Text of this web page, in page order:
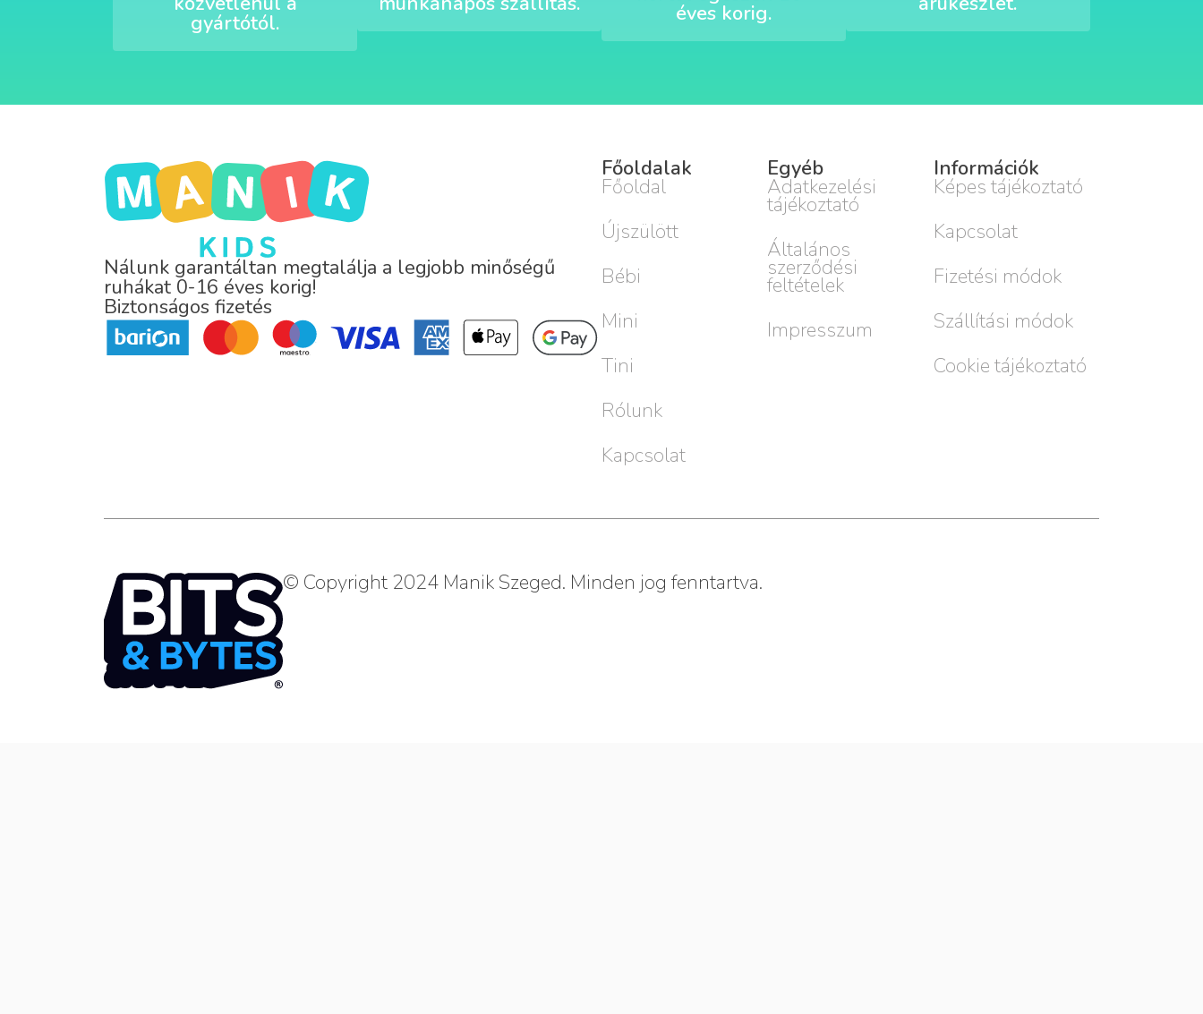
gyártótól. éves korig.
Nálunk garantáltan megtalálja a legjobb minőségű
ruhákat 0-16 éves korig!
Biztonságos fizetés
Főoldalak
Főoldal
Újszülött
Bébi
Mini
Tini
Rólunk
Kapcsolat
Egyéb
Adatkezelési
tájékoztató
Általános
szerződési
feltételek
Impresszum
Információk
Képes tájékoztató
Kapcsolat
Fizetési módok
Szállítási módok
Cookie tájékoztató
© Copyright 2024 Manik Szeged. Minden jog fenntartva.